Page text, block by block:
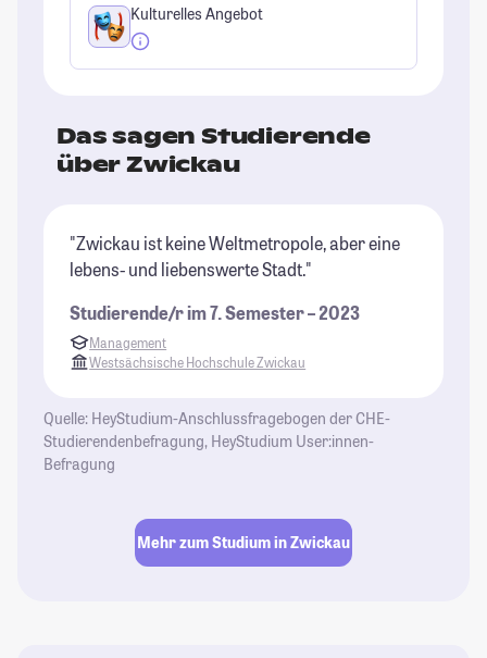
Kulturelles Angebot
Das sagen Studierende
über Zwickau
"Zwickau ist keine Weltmetropole, aber eine
lebens- und liebenswerte Stadt."
Studierende/r im 7. Semester – 2023
Management
Westsächsische Hochschule Zwickau
Quelle: HeyStudium-Anschlussfragebogen der CHE-
Studierendenbefragung, HeyStudium User:innen-
Befragung
Mehr zum Studium in Zwickau